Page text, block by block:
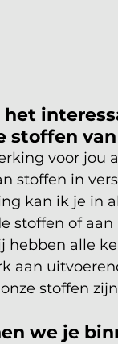
het
stoffen
voor jou
stoffen in
kan ik je in
stoffen of
hebben alle
aan
stoffen
we je